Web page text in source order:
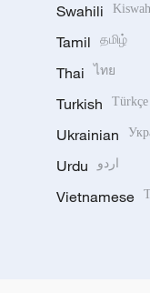
Swahili
Tamil தமிழ்
Thai ไทย
Turkish Türkçe
Ukrainian
Urdu اردو
Vietnamese